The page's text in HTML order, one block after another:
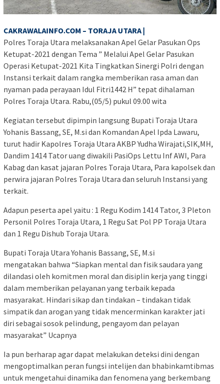
CAKRAWALAINFO.COM – TORAJA UTARA |
Polres Toraja Utara melaksanakan Apel Gelar Pasukan Ops
Ketupat-2021 dengan Tema ” Melalui Apel Gelar Pasukan
Operasi Ketupat-2021 Kita Tingkatkan Sinergi Polri dengan
Instansi terkait dalam rangka memberikan rasa aman dan
nyaman pada perayaan Idul Fitri1442 H” tepat dihalaman
Polres Toraja Utara. Rabu,(05/5) pukul 09.00 wita
Kegiatan tersebut dipimpin langsung Bupati Toraja Utara
Yohanis Bassang, SE, M.si dan Komandan Apel Ipda Lawaru,
turut hadir Kapolres Toraja Utara AKBP Yudha Wirajati,SIK,MH,
Dandim 1414 Tator uang diwakili PasiOps Lettu Inf AWI, Para
Kabag dan kasat jajaran Polres Toraja Utara, Para kapolsek dan
perwira jajaran Polres Toraja Utara dan seluruh Instansi yang
terkait.
Adapun peserta apel yaitu : 1 Regu Kodim 1414 Tator, 3 Pleton
Personil Polres Toraja Utara, 1 Regu Sat Pol PP Toraja Utara
dan 1 Regu Dishub Toraja Utara.
Bupati Toraja Utara Yohanis Bassang, SE, M.si
mengatakan bahwa “Siapkan mental dan fisik saudara yang
dilandasi oleh komitmen moral dan disiplin kerja yang tinggi
dalam memberikan pelayanan yang terbaik kepada
masyarakat. Hindari sikap dan tindakan – tindakan tidak
simpatik dan arogan yang tidak mencerminkan karakter jati
diri sebagai sosok pelindung, pengayom dan pelayan
masyarakat” Ucapnya
Ia pun berharap agar dapat melakukan deteksi dini dengan
mengoptimalkan peran fungsi intelijen dan bhabinkamtibmas
untuk mengetahui dinamika dan fenomena yang berkembang